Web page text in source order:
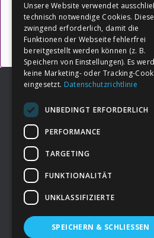
(Quelle: https://botschafter-ik.de)
→ Inhalte öffnen
Footer
→Deine Spende
→Impressum
→Kontakt zum PAO Team
Unsere Website verwendet
technisch notwendige Cookies.
zwingend erforderlich, damit die
Funktionen der Webseite fehlerfrei
bereitgestellt werden können (z. B.
Speichern von Einstellungen). Es
keine Marketing- oder Tracking-
eingesetzt. Datenschutzrichtlinie
UNBEDINGT ERFORDERLICH
PERFORMANCE
TARGETING
FUNKTIONALITÄT
UNKLASSIFIZIERTE
SPEICHERN & SCHLIESSEN